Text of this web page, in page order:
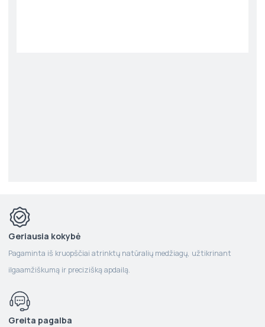
Geriausia kokybė
Pagaminta iš kruopščiai atrinktų natūralių medžiagų, užtikrinant
ilgaamžiškumą ir precizišką apdailą.
Greita pagalba